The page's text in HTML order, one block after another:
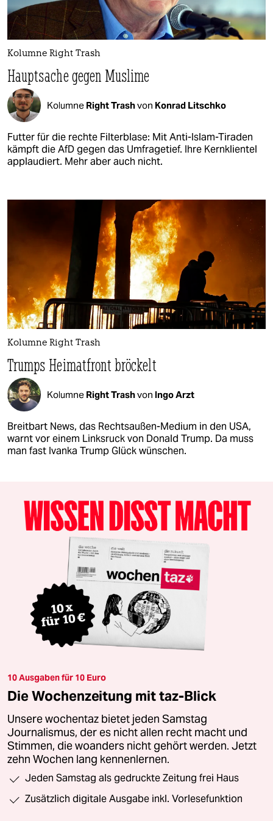
Kolumne Right Trash
Hauptsache gegen Muslime
Kolumne Right Trashvon Konrad Litschko
Futter für die rechte Filterblase: Mit Anti-Islam-Tiraden
kämpft die AfD gegen das Umfragetief. Ihre Kernklientel
applaudiert. Mehr aber auch nicht.
Kolumne Right Trash
Trumps Heimatfront bröckelt
Kolumne Right Trashvon Ingo Arzt
Breitbart News, das Rechtsaußen-Medium in den USA,
warnt vor einem Linksruck von Donald Trump. Da muss
man fast Ivanka Trump Glück wünschen.
10 Ausgaben für 10 Euro
Die Wochenzeitung mit taz-Blick
Unsere wochentaz bietet jeden Samstag
Journalismus, der es nicht allen recht macht und
Stimmen, die woanders nicht gehört werden. Jetzt
zehn Wochen lang kennenlernen.
Jeden Samstag als gedruckte Zeitung frei Haus
Zusätzlich digitale Ausgabe inkl. Vorlesefunktion